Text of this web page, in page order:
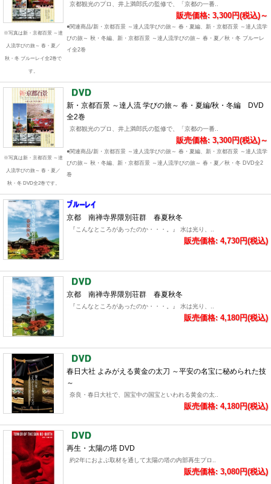
※写真は新・京都百景 ～達
人流学びの旅～ 春・夏／
秋・冬 ブルーレイ全2巻で
す。
京都観光のプロ、井上満郎氏の監修で、「京都の一番..
販売価格: 3,300円(税込)～
●関連商品/新・京都百景 ～達人流学びの旅～ 春・夏編、新・京都百景 ～達人流学
びの旅～ 秋・冬編、新・京都百景 ～達人流学びの旅～ 春・夏／秋・冬 ブルーレ
イ全2巻
※写真は新・京都百景 ～達
人流学びの旅～ 春・夏／
秋・冬 DVD全2巻です。
新・京都百景 ～達人流 学びの旅～ 春・夏編/秋・冬編 DVD
全2巻
京都観光のプロ、井上満郎氏の監修で、「京都の一番..
販売価格: 3,300円(税込)～
●関連商品/新・京都百景 ～達人流学びの旅～ 春・夏編、新・京都百景 ～達人流学
びの旅～ 秋・冬編、新・京都百景 ～達人流学びの旅～ 春・夏／秋・冬 DVD全2
巻
京都 南禅寺界隈別荘群 春夏秋冬
『こんなところがあったのか・・・。』 水は光り、..
販売価格: 4,730円(税込)
京都 南禅寺界隈別荘群 春夏秋冬
『こんなところがあったのか・・・。』 水は光り、..
販売価格: 4,180円(税込)
春日大社 よみがえる黄金の太刀 ～平安の名宝に秘められた技
～
奈良・春日大社で、国宝中の国宝といわれる黄金の太..
販売価格: 4,180円(税込)
再生・太陽の塔 DVD
約2年におよぶ取材を通して太陽の塔の内部再生プロ..
販売価格: 3,080円(税込)